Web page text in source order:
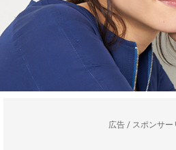
広告 / スポンサー